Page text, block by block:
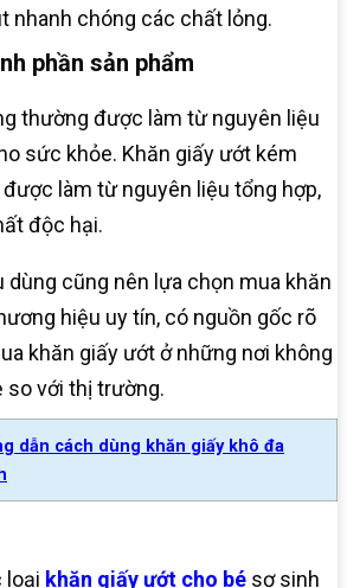
nhanh chóng các chất lỏng.
phần sản phẩm
thường được làm từ nguyên liệu
sức khỏe. Khăn giấy ướt kém
làm từ nguyên liệu tổng hợp,
độc hại.
dùng cũng nên lựa chọn mua khăn
hiệu uy tín, có nguồn gốc rõ
khăn giấy ướt ở những nơi không
so với thị trường.
dẫn cách dùng khăn giấy khô đa
loại khăn giấy ướt cho bé sơ sinh